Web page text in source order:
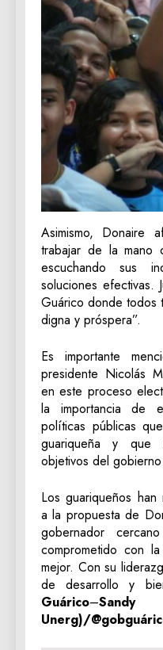
Asimismo, Donaire
trabajar de la mano
escuchando sus
soluciones efectivas.
Guárico donde todos
digna y próspera”.
Es importante
presidente Nicolás
en este proceso
la importancia de
políticas públicas
guariqueña y que
objetivos del
Los guariqueños
a la propuesta de
gobernador
comprometido con
mejor. Con su
de desarrollo y
Guárico–
Unerg)/